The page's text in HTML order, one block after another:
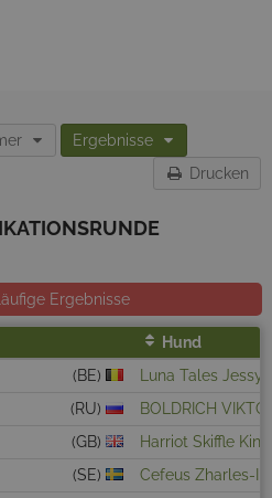
Ergebnisse
Drucken
Ergebnisse
Hund
(BE)
Luna Tales Jessy
(RU)
BOLDRICH
(GB)
Harriot Skiffle King
(SE)
Cefeus Zharles-